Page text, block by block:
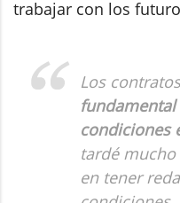
trabajar con los
Los
condiciones
tardé
en tener